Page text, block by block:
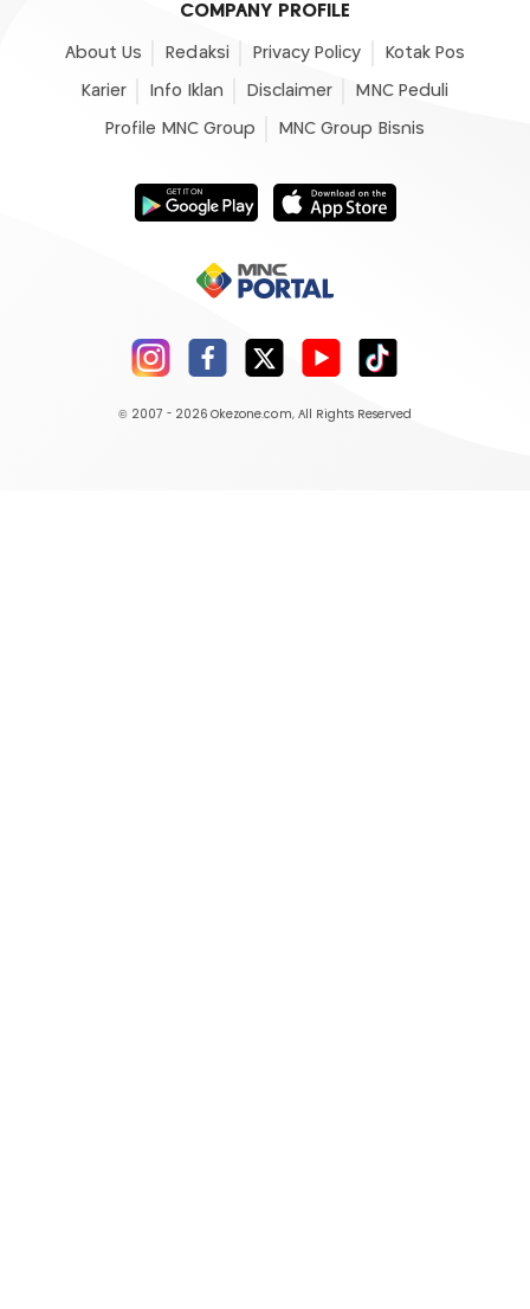
COMPANY PROFILE
About Us Redaksi Privacy Policy Kotak Pos
Karier Info Iklan Disclaimer MNC Peduli
Profile MNC Group MNC Group Bisnis
© 2007 - 2026 Okezone.com, All Rights Reserved